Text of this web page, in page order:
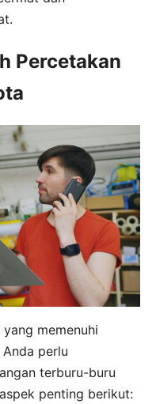
Percetakan
memenuhi
perlu
terburu-buru
penting berikut: